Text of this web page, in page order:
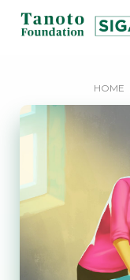
SIGAP
HOME